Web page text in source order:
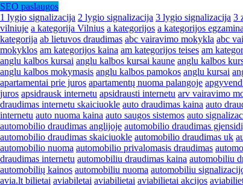
SEO paslaugos
1 lygio signalizacija 2 lygio signalizacija 3 lygio signalizacija 3
vilniuje a kategorija Vilnius a kategorijos a kategorijos
kategorija ab lietuvos draudimas abc vairavimo mokykla abc
mokyklos am kategorijos kaina am kategorijos teises am
anglu kalbos kursai anglu kalbos kursai kaune anglu kalbos
anglu kalbos mokymasis anglu kalbos pamokos anglu kursai
apartamentai prie juros apartamentų nuoma palangoje
juros apsidrausk internetu apsidrausti internetu arv vairavimo
draudimas internetu skaiciuokle auto draudimas kaina auto
internetu auto nuoma kaina auto saugos sistemos auto
automobilio draudimas anglijoje automobilio draudimas
automobilio draudimas skaiciuokle automobilio draudimas uk
automobilio nuoma automobilio privalomasis draudimas
draudimas internetu automobiliu draudimas kaina automobiliu
automobilių kainos automobiliu nuoma automobiliu
avia.lt bilietai aviabiletai aviabilietai aviabilietai akcijos